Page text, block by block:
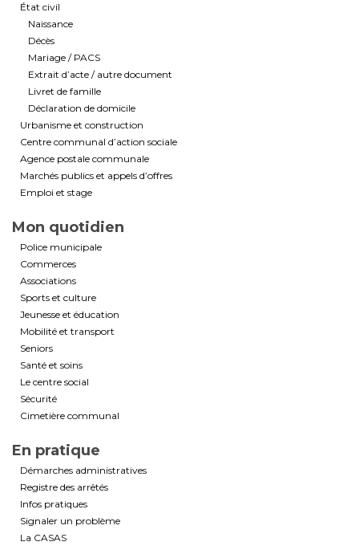
État civil
Naissance
Décès
Mariage / PACS
Extrait d’acte / autre document
Livret de famille
Déclaration de domicile
Urbanisme et construction
Centre communal d’action sociale
Agence postale communale
Marchés publics et appels d’offres
Emploi et stage
Mon quotidien
Police municipale
Commerces
Associations
Sports et culture
Jeunesse et éducation
Mobilité et transport
Seniors
Santé et soins
Le centre social
Sécurité
Cimetière communal
En pratique
Démarches administratives
Registre des arrêtés
Infos pratiques
Signaler un problème
La CASAS